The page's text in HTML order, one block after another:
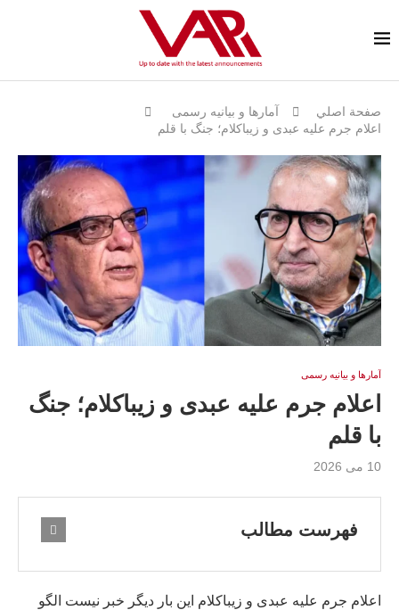
صفحة اصلي
آمارها و بيانيه رسمى
اعلام جرم علیه عبدی و زیباکلام؛ جنگ با قلم
آمارها و بيانيه رسمى
اعلام جرم علیه عبدی و زیباکلام؛ جنگ
با قلم
10 می 2026
فهرست مطالب
اعلام جرم علیه عبدی و زیباکلام این بار دیگر خبر نیست الگو